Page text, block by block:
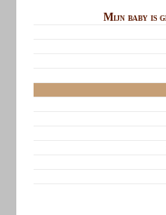
Mijn baby is